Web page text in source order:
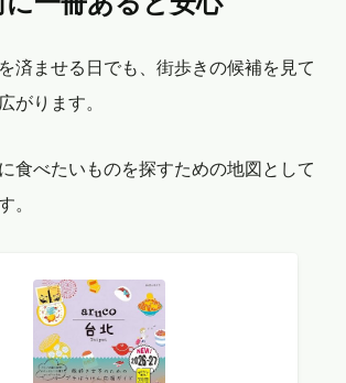
済ませる日でも、街歩きの候補を見て
がります。
食べたいものを探すための地図として
。